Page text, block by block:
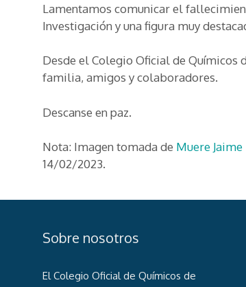
Lamentamos comunicar el
Investigación y una figura muy
Desde el Colegio Oficial de Químicos
familia, amigos y colaboradores.
Descanse en paz.
Nota: Imagen tomada de Muere
14/02/2023.
Sobre nosotros
El Colegio Oficial de Químicos de